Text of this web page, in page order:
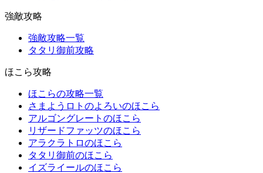
強敵攻略
強敵攻略一覧
タタリ御前攻略
ほこら攻略
ほこらの攻略一覧
さまようロトのよろいのほこら
アルゴングレートのほこら
リザードファッツのほこら
アラクラトロのほこら
タタリ御前のほこら
イズライールのほこら